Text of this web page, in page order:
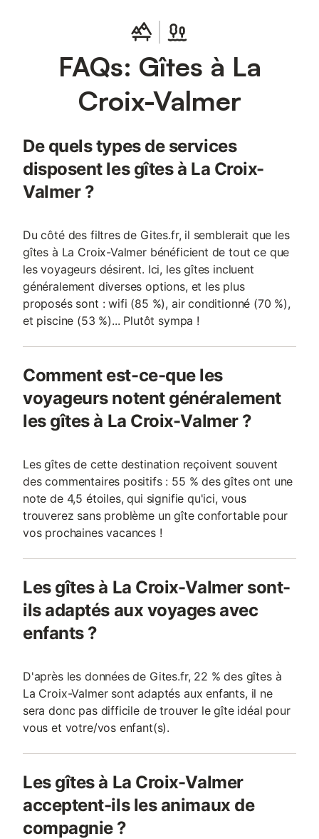
FAQs: Gîtes à La
Croix-Valmer
De quels types de services
disposent les gîtes à La Croix-
Valmer ?
Du côté des filtres de Gites.fr, il semblerait que les
gîtes à La Croix-Valmer bénéficient de tout ce que
les voyageurs désirent. Ici, les gîtes incluent
généralement diverses options, et les plus
proposés sont : wifi (85 %), air conditionné (70 %),
et piscine (53 %)... Plutôt sympa !
Comment est-ce-que les
voyageurs notent généralement
les gîtes à La Croix-Valmer ?
Les gîtes de cette destination reçoivent souvent
des commentaires positifs : 55 % des gîtes ont une
note de 4,5 étoiles, qui signifie qu'ici, vous
trouverez sans problème un gîte confortable pour
vos prochaines vacances !
Les gîtes à La Croix-Valmer sont-
ils adaptés aux voyages avec
enfants ?
D'après les données de Gites.fr, 22 % des gîtes à
La Croix-Valmer sont adaptés aux enfants, il ne
sera donc pas difficile de trouver le gîte idéal pour
vous et votre/vos enfant(s).
Les gîtes à La Croix-Valmer
acceptent-ils les animaux de
compagnie ?